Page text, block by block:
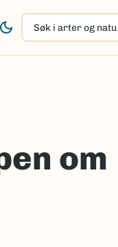
Søk
i
arter
om